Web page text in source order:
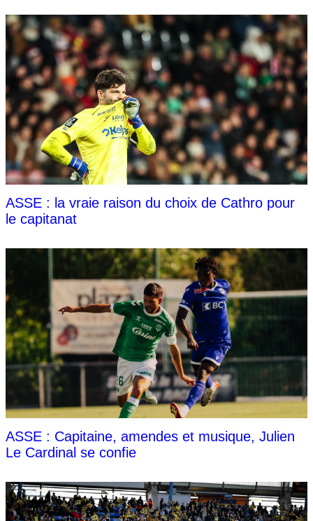
ASSE : la vraie raison du choix de Cathro pour
le capitanat
ASSE : Capitaine, amendes et musique, Julien
Le Cardinal se confie